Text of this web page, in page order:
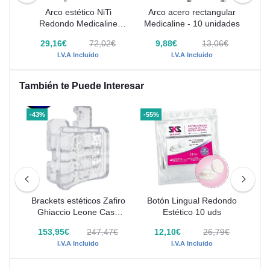
Arco estético NiTi
Redondo Medicaline
29,16€
72,02€
I.V.A Incluido
Arco acero rectangular
Medicaline - 10 unidades
9,88€ 13,06€
I.V.A Incluido
También te Puede Interesar
-43%
Brackets estéticos Zafiro
Ghiaccio Leone Caso
153,95€
247,47€
I.V.A Incluido
-55%
Botón Lingual Redondo
Estético 10 uds
12,10€ 26,79€
I.V.A Incluido